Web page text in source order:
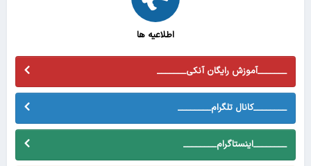
اطلاعیه ها
_______آموزش رایگان آنکی_______
________کانال تلگرام________
________اینستاگرام________